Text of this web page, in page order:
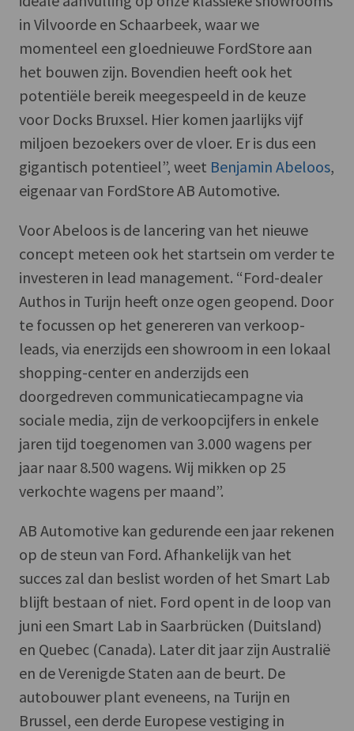
in Vilvoorde en Schaarbeek, waar we
momenteel een gloednieuwe FordStore aan
het bouwen zijn. Bovendien heeft ook het
potentiële bereik meegespeeld in de keuze
voor Docks Bruxsel. Hier komen jaarlijks vijf
miljoen bezoekers over de vloer. Er is dus een
gigantisch potentieel”, weet Benjamin Abeloos,
eigenaar van FordStore AB Automotive.
Voor Abeloos is de lancering van het nieuwe
concept meteen ook het startsein om verder te
investeren in lead management. “Ford-dealer
Authos in Turijn heeft onze ogen geopend. Door
te focussen op het genereren van verkoop-
leads, via enerzijds een showroom in een lokaal
shopping-center en anderzijds een
doorgedreven communicatiecampagne via
sociale media, zijn de verkoopcijfers in enkele
jaren tijd toegenomen van 3.000 wagens per
jaar naar 8.500 wagens. Wij mikken op 25
verkochte wagens per maand”.
AB Automotive kan gedurende een jaar rekenen
op de steun van Ford. Afhankelijk van het
succes zal dan beslist worden of het Smart Lab
blijft bestaan of niet. Ford opent in de loop van
juni een Smart Lab in Saarbrücken (Duitsland)
en Quebec (Canada). Later dit jaar zijn Australië
en de Verenigde Staten aan de beurt. De
autobouwer plant eveneens, na Turijn en
Brussel, een derde Europese vestiging in